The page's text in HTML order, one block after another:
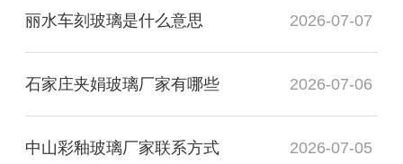
丽水车刻玻璃是什么意思 2026-07-07
石家庄夹娟玻璃厂家有哪些 2026-07-06
中山彩釉玻璃厂家联系方式 2026-07-05